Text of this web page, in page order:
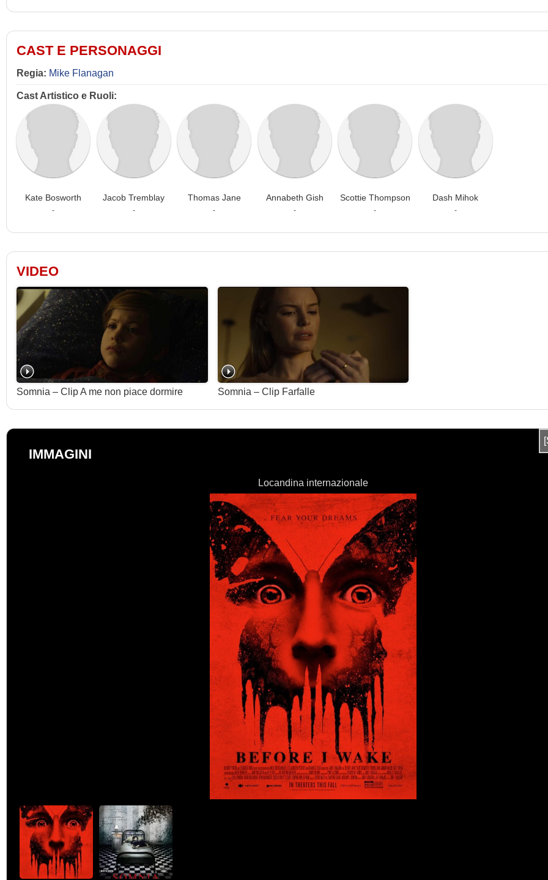
CAST E PERSONAGGI
Regia: Mike Flanagan
Cast Artistico e Ruoli:
Kate Bosworth
-
Jacob Tremblay
-
Thomas Jane
-
Annabeth Gish
-
Scottie Thompson
-
Dash Mihok
-
VIDEO
Somnia – Clip A me non piace dormire Somnia – Clip Farfalle
IMMAGINI
Locandina internazionale